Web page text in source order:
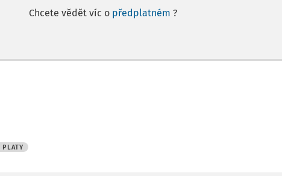
Chcete vědět víc o předplatném ?
PLATY